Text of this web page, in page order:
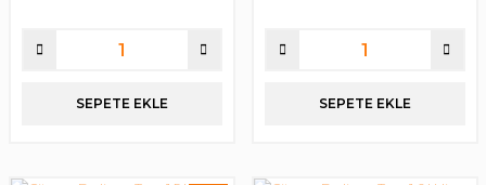
SEPETE EKLE SEPETE EKLE